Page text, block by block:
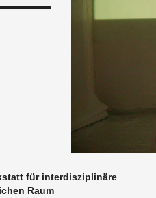
für in­ter­dis­zi­pli­nä­re
Raum